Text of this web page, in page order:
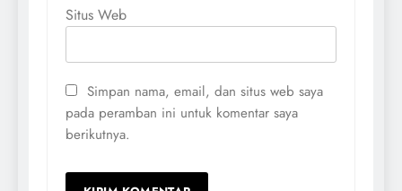
Situs Web
Simpan nama, email, dan situs web saya
pada peramban ini untuk komentar saya
berikutnya.